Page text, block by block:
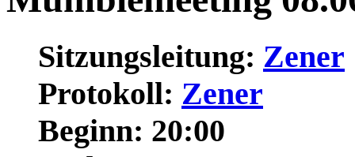
Sitzungsleitung: Zener
Protokoll: Zener
Beginn: 20:00